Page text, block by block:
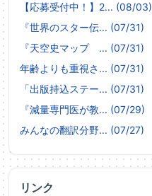
【応募受付中！】2... (08/03)
『世界のスター伝... (07/31)
『天空史マップ ... (07/31)
年齢よりも重視さ... (07/31)
「出版持込ステー... (07/31)
『減量専門医が教... (07/29)
みんなの翻訳分野... (07/27)
リンク